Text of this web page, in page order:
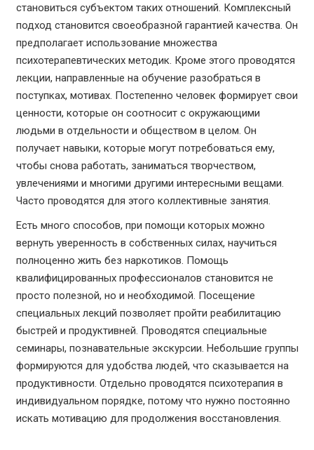
становиться субъектом таких отношений. Комплексный
подход становится своеобразной гарантией качества. Он
предполагает использование множества
психотерапевтических методик. Кроме этого проводятся
лекции, направленные на обучение разобраться в
поступках, мотивах. Постепенно человек формирует свои
ценности, которые он соотносит с окружающими
людьми в отдельности и обществом в целом. Он
получает навыки, которые могут потребоваться ему,
чтобы снова работать, заниматься творчеством,
увлечениями и многими другими интересными вещами.
Часто проводятся для этого коллективные занятия.
Есть много способов, при помощи которых можно
вернуть уверенность в собственных силах, научиться
полноценно жить без наркотиков. Помощь
квалифицированных профессионалов становится не
просто полезной, но и необходимой. Посещение
специальных лекций позволяет пройти реабилитацию
быстрей и продуктивней. Проводятся специальные
семинары, познавательные экскурсии. Небольшие группы
формируются для удобства людей, что сказывается на
продуктивности. Отдельно проводятся психотерапия в
индивидуальном порядке, потому что нужно постоянно
искать мотивацию для продолжения восстановления.